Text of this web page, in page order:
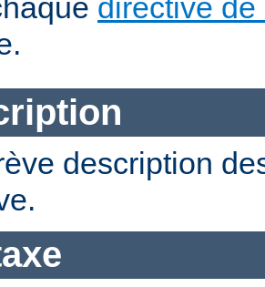
directive
description